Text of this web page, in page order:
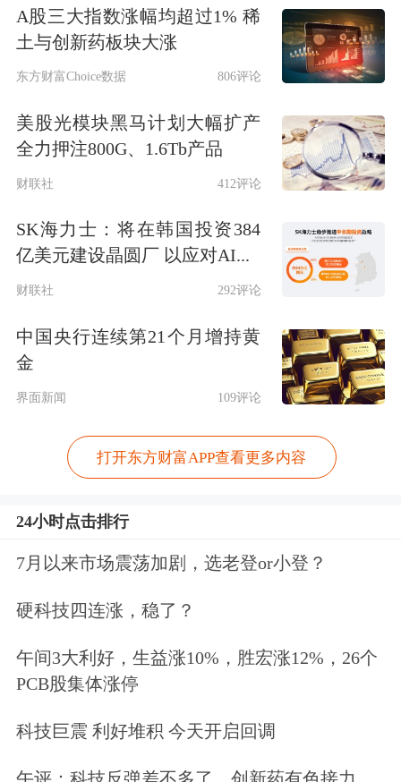
有雷神科技、泓淋电力 五洲医疗，涨
幅分别为30.00%、19.98%、13.87%。
融资余额增幅前20只个股
920190 雷神科技 6909.62
64.01
000539 粤电力A 38504.77
61.69
002824
301439 泓淋电力 11224.99
43.01
002579
33.96
603011
29.47
百诚医药 31842.15
29.14
火炬电子
28.96
000533 顺钠股份 32665.46
27.92
605277 新亚电子 17398.26
001896 豫能控股
920375 派诺科技 1375.52
600188
兖矿能源 40837.49 21.37
A股三大指数涨幅均超过1% 稀
土与创新药板块大涨
东方财富Choice数据 806评论
美股光模块黑马计划大幅扩产
全力押注800G、1.6Tb产品
财联社 412评论
SK海力士：将在韩国投资384
亿美元建设晶圆厂 以应对AI...
财联社 292评论
中国央行连续第21个月增持黄
金
界面新闻 109评论
打开东方财富APP查看更多内容
24小时点击排行
7月以来市场震荡加剧，选老登or小登？
硬科技四连涨，稳了？
午间3大利好，生益涨10%，胜宏涨12%，26个
PCB股集体涨停
科技巨震 利好堆积 今天开启回调